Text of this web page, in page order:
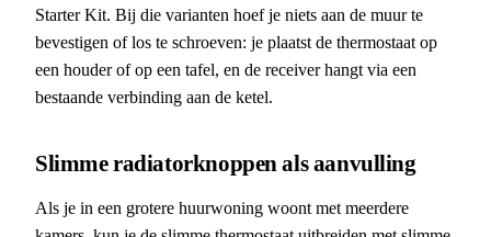
Starter Kit. Bij die varianten hoef je niets aan de muur te
bevestigen of los te schroeven: je plaatst de thermostaat op
een houder of op een tafel, en de receiver hangt via een
bestaande verbinding aan de ketel.
Slimme radiatorknoppen als aanvulling
Als je in een grotere huurwoning woont met meerdere